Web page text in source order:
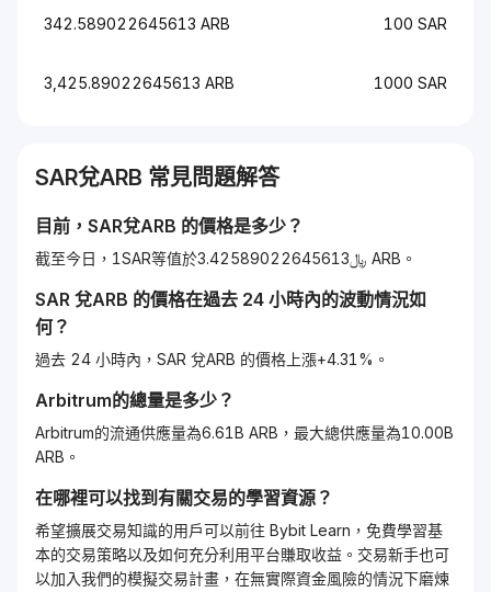
342.589022645613 ARB 100 SAR
3,425.89022645613 ARB 1000 SAR
SAR兌ARB 常見問題解答
目前， SAR兌ARB 的價格是多少？
截至今日，1SAR等值於﷼3.42589022645613 ARB。
SAR 兌ARB 的價格在過去 24 小時內的波動情況如
何？
過去 24 小時內，SAR 兌ARB 的價格上漲+4.31%。
Arbitrum的總量是多少？
Arbitrum的流通供應量為6.61B ARB，最大總供應量為10.00B
ARB。
在哪裡可以找到有關交易的學習資源？
希望擴展交易知識的用戶可以前往 Bybit Learn，免費學習基
本的交易策略以及如何充分利用平台賺取收益。交易新手也可
以加入我們的模擬交易計畫，在無實際資金風險的情況下磨煉